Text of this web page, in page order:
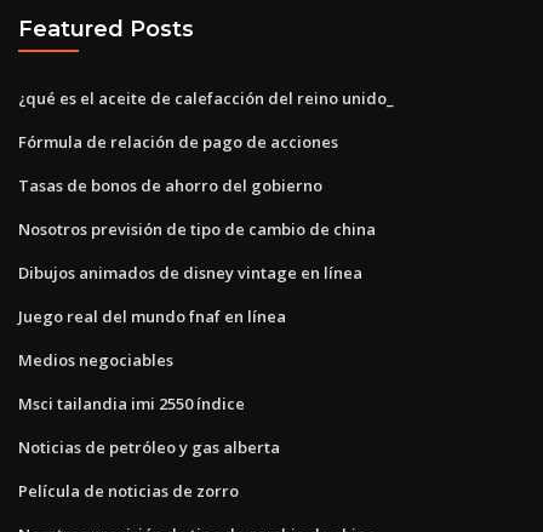
Featured Posts
¿qué es el aceite de calefacción del reino unido_
Fórmula de relación de pago de acciones
Tasas de bonos de ahorro del gobierno
Nosotros previsión de tipo de cambio de china
Dibujos animados de disney vintage en línea
Juego real del mundo fnaf en línea
Medios negociables
Msci tailandia imi 2550 índice
Noticias de petróleo y gas alberta
Película de noticias de zorro